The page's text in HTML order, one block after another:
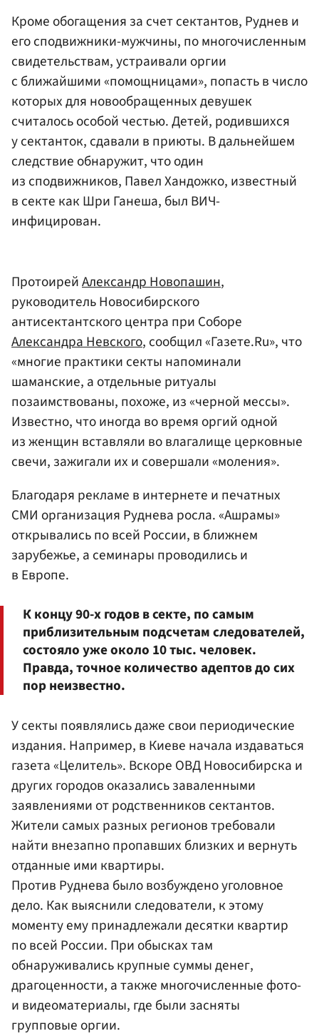
Кроме обогащения за счет сектантов, Руднев и
его сподвижники-мужчины, по многочисленным
свидетельствам, устраивали оргии
с ближайшими «помощницами», попасть в число
которых для новообращенных девушек
считалось особой честью. Детей, родившихся
у сектанток, сдавали в приюты. В дальнейшем
следствие обнаружит, что один
из сподвижников, Павел Хандожко, известный
в секте как Шри Ганеша, был ВИЧ-
инфицирован.
ПротоирейАлександр Новопашин,
руководитель Новосибирского
антисектантского центра при Соборе
Александра Невского, сообщил «Газете.Ru», что
«многие практики секты напоминали
шаманские, а отдельные ритуалы
позаимствованы, похоже, из «черной мессы».
Известно, что иногда во время оргий одной
из женщин вставляли во влагалище церковные
свечи, зажигали их и совершали «моления».
Благодаря рекламе в интернете и печатных
СМИ организация Руднева росла. «Ашрамы»
открывались по всей России, в ближнем
зарубежье, а семинары проводились и
в Европе.
К концу 90-х годов в секте, по самым
приблизительным подсчетам следователей,
состояло уже около 10 тыс. человек.
Правда, точное количество адептов до сих
пор неизвестно.
У секты появлялись даже свои периодические
издания. Например, в Киеве начала издаваться
газета «Целитель». Вскоре ОВД Новосибирска и
других городов оказались заваленными
заявлениями от родственников сектантов.
Жители самых разных регионов требовали
найти внезапно пропавших близких и вернуть
отданные ими квартиры.
Против Руднева было возбуждено уголовное
дело. Как выяснили следователи, к этому
моменту ему принадлежали десятки квартир
по всей России. При обысках там
обнаруживались крупные суммы денег,
драгоценности, а также многочисленные фото-
и видеоматериалы, где были засняты
групповые оргии.